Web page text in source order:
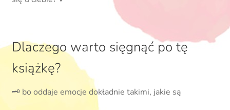
Dlaczego warto sięgnąć po tę
książkę?
🗝️ bo oddaje emocje dokładnie takimi, jakie są